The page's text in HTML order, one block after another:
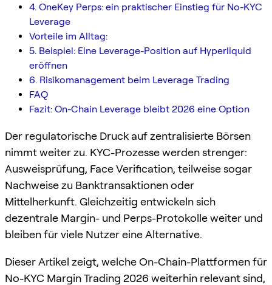
4. OneKey Perps: ein praktischer Einstieg für No-KYC
Leverage
Vorteile im Alltag:
5. Beispiel: Eine Leverage-Position auf Hyperliquid
eröffnen
6. Risikomanagement beim Leverage Trading
FAQ
Fazit: On-Chain Leverage bleibt 2026 eine Option
Der regulatorische Druck auf zentralisierte Börsen
nimmt weiter zu. KYC-Prozesse werden strenger:
Ausweisprüfung, Face Verification, teilweise sogar
Nachweise zu Banktransaktionen oder
Mittelherkunft. Gleichzeitig entwickeln sich
dezentrale Margin- und Perps-Protokolle weiter und
bleiben für viele Nutzer eine Alternative.
Dieser Artikel zeigt, welche On-Chain-Plattformen für
No-KYC Margin Trading 2026 weiterhin relevant sind,